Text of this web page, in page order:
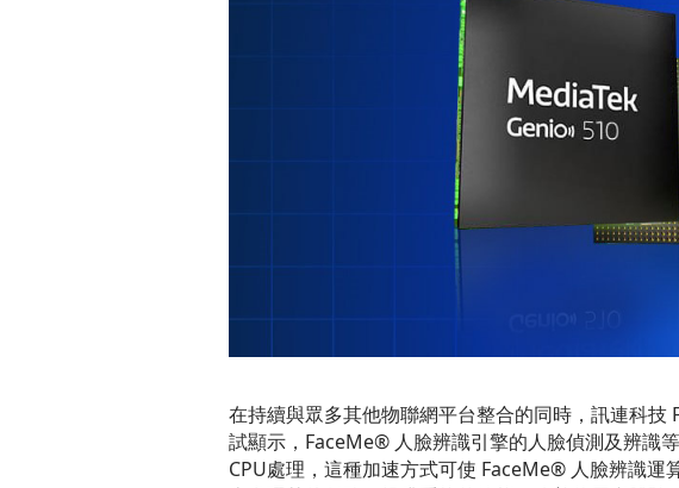
在持續與眾多其他物聯網平台整合的同時，訊連科
試顯示，FaceMe® 人臉辨識引擎的人臉偵測及辨識
CPU處理，這種加速方式可使 FaceMe® 人臉辨識運